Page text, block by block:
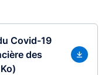
Covid-19
des